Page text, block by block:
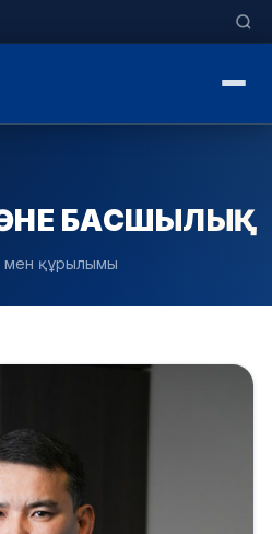
БАСШЫЛЫҚ
мен құрылымы